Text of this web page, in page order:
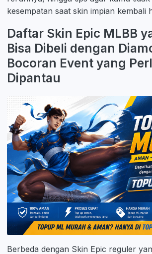
kesempatan saat skin impian kembali
Daftar Skin Epic MLBB
Bisa Dibeli dengan
Bocoran Event yang
Dipantau
Berbeda dengan Skin Epic reguler